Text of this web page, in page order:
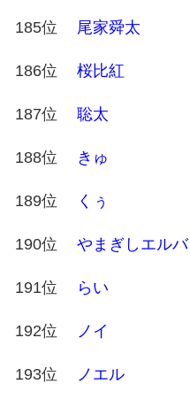
185位 尾家舜太
186位 桜比紅
187位 聡太
188位 きゅ
189位 くぅ
190位 やまぎしエルバ
191位 らい
192位 ノイ
193位 ノエル